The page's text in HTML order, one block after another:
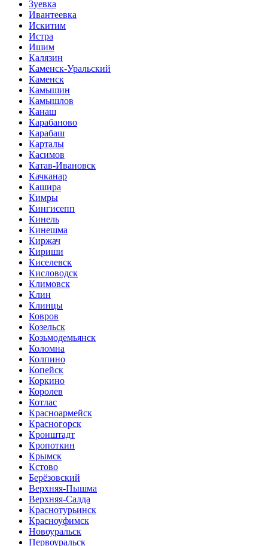
Зуевка
Ивантеевка
Искитим
Истра
Ишим
Калязин
Каменск-Уральский
Каменск
Камышин
Камышлов
Канаш
Карабаново
Карабаш
Карталы
Касимов
Катав-Ивановск
Качканар
Кашира
Кимры
Кингисепп
Кинель
Кинешма
Киржач
Кириши
Киселевск
Кисловодск
Климовск
Клин
Клинцы
Ковров
Козельск
Козьмодемьянск
Коломна
Колпино
Копейск
Коркино
Королев
Котлас
Красноармейск
Красногорск
Кронштадт
Кропоткин
Крымск
Кстово
Берёзовский
Верхняя-Пышма
Верхняя-Салда
Краснотурьинск
Красноуфимск
Новоуральск
Первоуральск